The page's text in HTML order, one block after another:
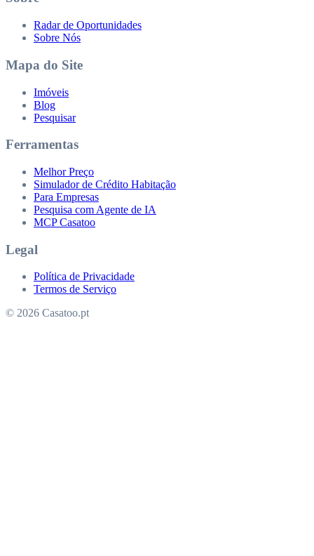
Radar de Oportunidades
Sobre Nós
Mapa do Site
Imóveis
Blog
Pesquisar
Ferramentas
Melhor Preço
Simulador de Crédito Habitação
Para Empresas
Pesquisa com Agente de IA
MCP Casatoo
Legal
Política de Privacidade
Termos de Serviço
© 2026 Casatoo.pt